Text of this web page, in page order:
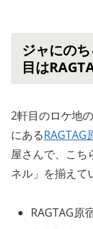
ジャにの
目は
2軒目のロケ地
にあるRAGTAG
屋さんで、こち
ネル」を揃えて
RAGTAG原